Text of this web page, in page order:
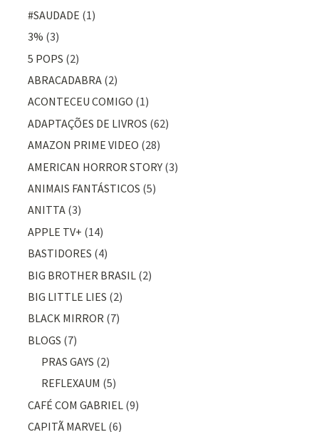
#SAUDADE (1)
3% (3)
5 POPS (2)
ABRACADABRA (2)
ACONTECEU COMIGO (1)
ADAPTAÇÕES DE LIVROS (62)
AMAZON PRIME VIDEO (28)
AMERICAN HORROR STORY (3)
ANIMAIS FANTÁSTICOS (5)
ANITTA (3)
APPLE TV+ (14)
BASTIDORES (4)
BIG BROTHER BRASIL (2)
BIG LITTLE LIES (2)
BLACK MIRROR (7)
BLOGS (7)
PRAS GAYS (2)
REFLEXAUM (5)
CAFÉ COM GABRIEL (9)
CAPITÃ MARVEL (6)